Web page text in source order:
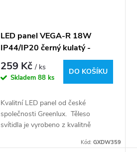
LED panel VEGA-R 18W
IP44/IP20 černý kulatý -
vestavný - teplá bílá
259 Kč/ ks
Skladem88 ks
DO KOŠÍKU
Kvalitní LED panel od české
společnosti Greenlux. Těleso
svítidla je vyrobeno z kvalitně
NANO difuzor zajišťuje rovnoměrný
Kód: GXDW359